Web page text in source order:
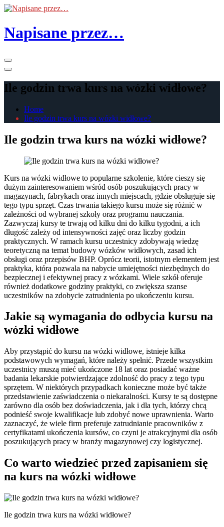
Skip
the
content
Napisane przez…
Ile godzin trwa kurs na wózki widłowe?
Home
Ile godzin trwa kurs na wózki widłowe?
Ile godzin trwa kurs na wózki widłowe?
Kurs na wózki widłowe to popularne szkolenie, które cieszy się
dużym zainteresowaniem wśród osób poszukujących pracy w
magazynach, fabrykach oraz innych miejscach, gdzie obsługuje się
tego typu sprzęt. Czas trwania takiego kursu może się różnić w
zależności od wybranej szkoły oraz programu nauczania.
Zazwyczaj kursy te trwają od kilku dni do kilku tygodni, a ich
długość zależy od intensywności zajęć oraz liczby godzin
praktycznych. W ramach kursu uczestnicy zdobywają wiedzę
teoretyczną na temat budowy wózków widłowych, zasad ich
obsługi oraz przepisów BHP. Oprócz teorii, istotnym elementem jest
praktyka, która pozwala na nabycie umiejętności niezbędnych do
bezpiecznej i efektywnej pracy z wózkami. Wiele szkół oferuje
również dodatkowe godziny praktyki, co zwiększa szanse
uczestników na zdobycie zatrudnienia po ukończeniu kursu.
Jakie są wymagania do odbycia kursu na
wózki widłowe
Aby przystąpić do kursu na wózki widłowe, istnieje kilka
podstawowych wymagań, które należy spełnić. Przede wszystkim
uczestnicy muszą mieć ukończone 18 lat oraz posiadać ważne
badania lekarskie potwierdzające zdolność do pracy z tego typu
sprzętem. W niektórych przypadkach konieczne może być także
przedstawienie zaświadczenia o niekaralności. Kursy te są dostępne
zarówno dla osób bez doświadczenia, jak i dla tych, którzy chcą
podnieść swoje kwalifikacje lub zdobyć nowe uprawnienia. Warto
zaznaczyć, że wiele firm preferuje zatrudnianie pracowników z
certyfikatami ukończenia kursów, co czyni je atrakcyjnymi dla osób
poszukujących pracy w branży magazynowej czy logistycznej.
Co warto wiedzieć przed zapisaniem się
na kurs na wózki widłowe
Ile godzin trwa kurs na wózki widłowe?